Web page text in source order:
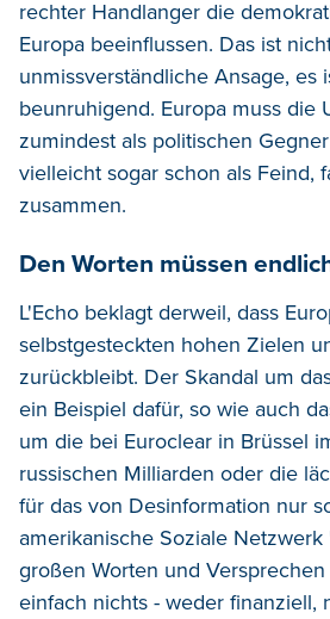
rechter Handlanger die
Europa beeinflussen. Das ist
unmissverständliche Ansage, es
beunruhigend. Europa muss die
zumindest als politischen
vielleicht sogar schon als Feind,
zusammen.
Den Worten müssen
L'Echo beklagt derweil, dass
selbstgesteckten hohen Zielen
zurückbleibt. Der Skandal um
ein Beispiel dafür, so wie auch
um die bei Euroclear in Brüssel
russischen Milliarden oder die
für das von Desinformation nur
amerikanische Soziale
großen Worten und
einfach nichts - weder finanziell,